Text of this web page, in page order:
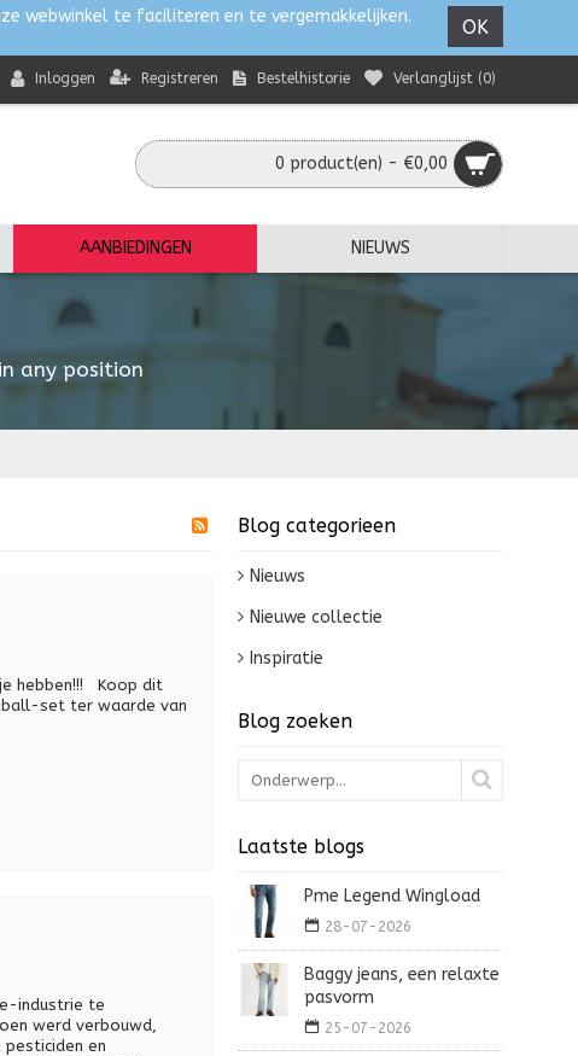
webwinkel te faciliteren en te vergemakkelijken.
OK
Inloggen Registreren Bestelhistorie Verlanglijst (0)
0 product(en) - €0,00
AANBIEDINGEN NIEUWS
any position
Blog categorieen
Nieuws
Nieuwe collectie
Inspiratie
Blog zoeken
Laatste blogs
Pme Legend Wingload
28-07-2026
Baggy jeans, een relaxte
pasvorm
25-07-2026
hebben!!! Koop dit
set ter waarde van
industrie te
werd verbouwd,
en